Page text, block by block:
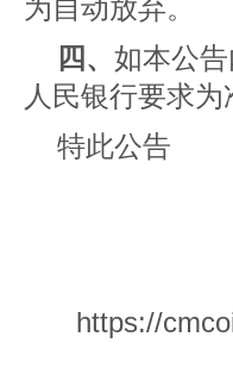
为自动放弃。
四、 如本公
人民银行要求
特此公告
https://